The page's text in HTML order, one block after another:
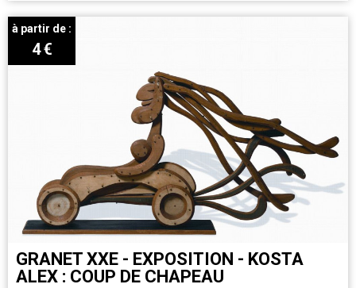
GRANET XXE - EXPOSITION - KOSTA
ALEX : COUP DE CHAPEAU
à partir de :
4€